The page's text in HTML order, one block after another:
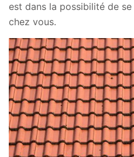
est dans la possibilité de
chez vous.